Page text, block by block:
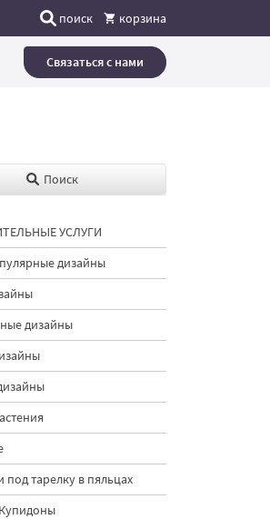
поиск корзина
Связаться с нами
Поиск
УСЛУГИ
дизайны
дизайны
под тарелку в пяльцах